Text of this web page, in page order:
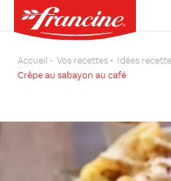
Accueil Vos recettes
Idées
Crêpe au sabayon au café